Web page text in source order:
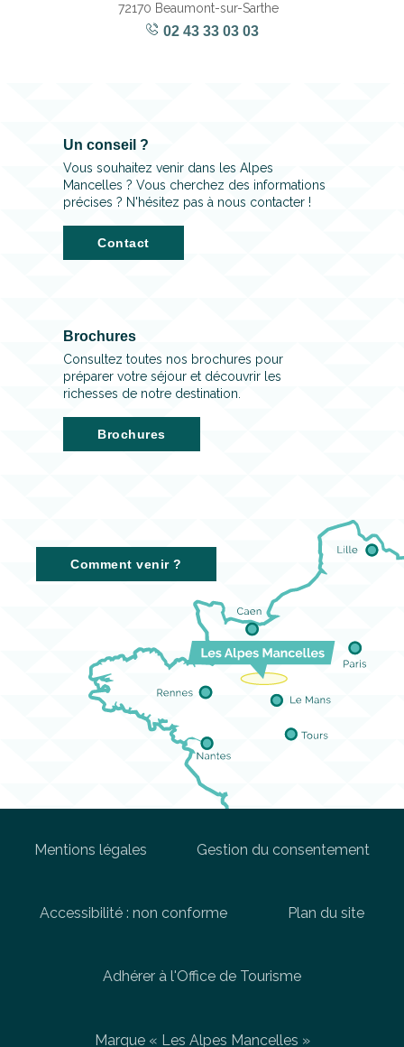
72170 Beaumont-sur-Sarthe
02 43 33 03 03
Un conseil ?
Vous souhaitez venir dans les Alpes
Mancelles ? Vous cherchez des informations
précises ? N'hésitez pas à nous contacter !
Contact
Brochures
Consultez toutes nos brochures pour
préparer votre séjour et découvrir les
richesses de notre destination.
Brochures
Comment venir ?
Mentions légales Gestion du consentement
Accessibilité : non conforme Plan du site
Adhérer à l'Office de Tourisme
Marque « Les Alpes Mancelles »